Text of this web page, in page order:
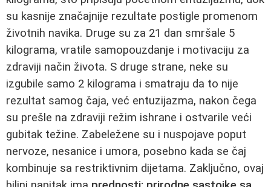
su kasnije značajnije rezultate postigle promenom
životnih navika. Druge su za 21 dan smršale 5
kilograma, vratile samopouzdanje i motivaciju za
zdraviji način života. S druge strane, neke su
izgubile samo 2 kilograma i smatraju da to nije
rezultat samog čaja, već entuzijazma, nakon čega
su prešle na zdraviji režim ishrane i ostvarile veći
gubitak težine. Zabeležene su i nuspojave poput
nervoze, nesanice i umora, posebno kada se čaj
kombinuje sa restriktivnim dijetama. Zaključno, ovaj